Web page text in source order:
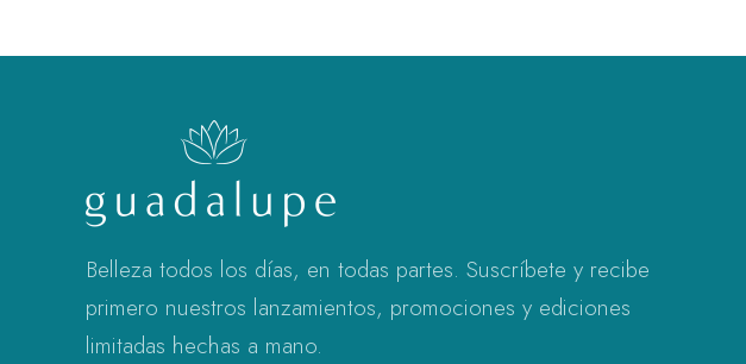
Belleza todos los días, en todas partes. Suscríbete y recibe
primero nuestros lanzamientos, promociones y ediciones
limitadas hechas a mano.